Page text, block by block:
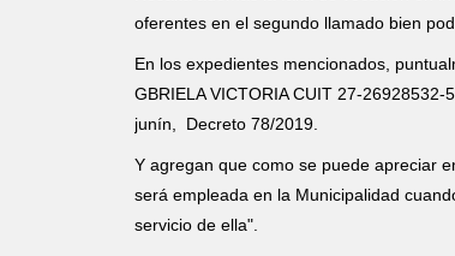
oferentes en el segundo llamado bien
En los expedientes mencionados,
GBRIELA VICTORIA CUIT 27-
junín, Decreto 78/2019.
Y agregan que como se puede apreciar
será empleada en la Municipalidad
servicio de ella".